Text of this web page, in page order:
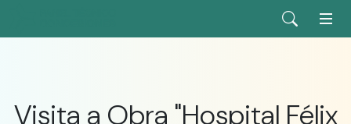
Visita a Obra "Hospital Félix